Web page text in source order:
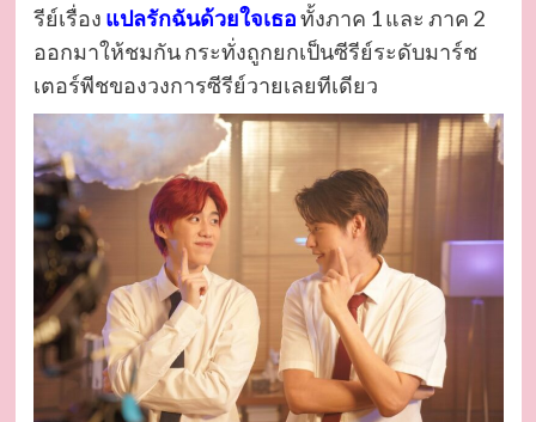
รีย์เรื่อง แปลรักฉันด้วยใจเธอทั้งภาค 1 และ ภาค 2
ออกมาให้ชมกัน กระทั่งถูกยกเป็นซีรีย์ระดับมาร์ช
เตอร์พีชของวงการซีรีย์วายเลยทีเดียว